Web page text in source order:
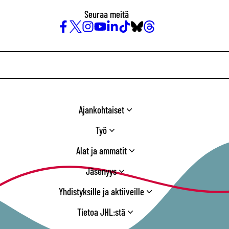
Seuraa meitä
/
Ajankohtaiset
Työ
Alat ja ammatit
Jäsenyys
Yhdistyksille ja aktiiveille
Tietoa JHL:stä